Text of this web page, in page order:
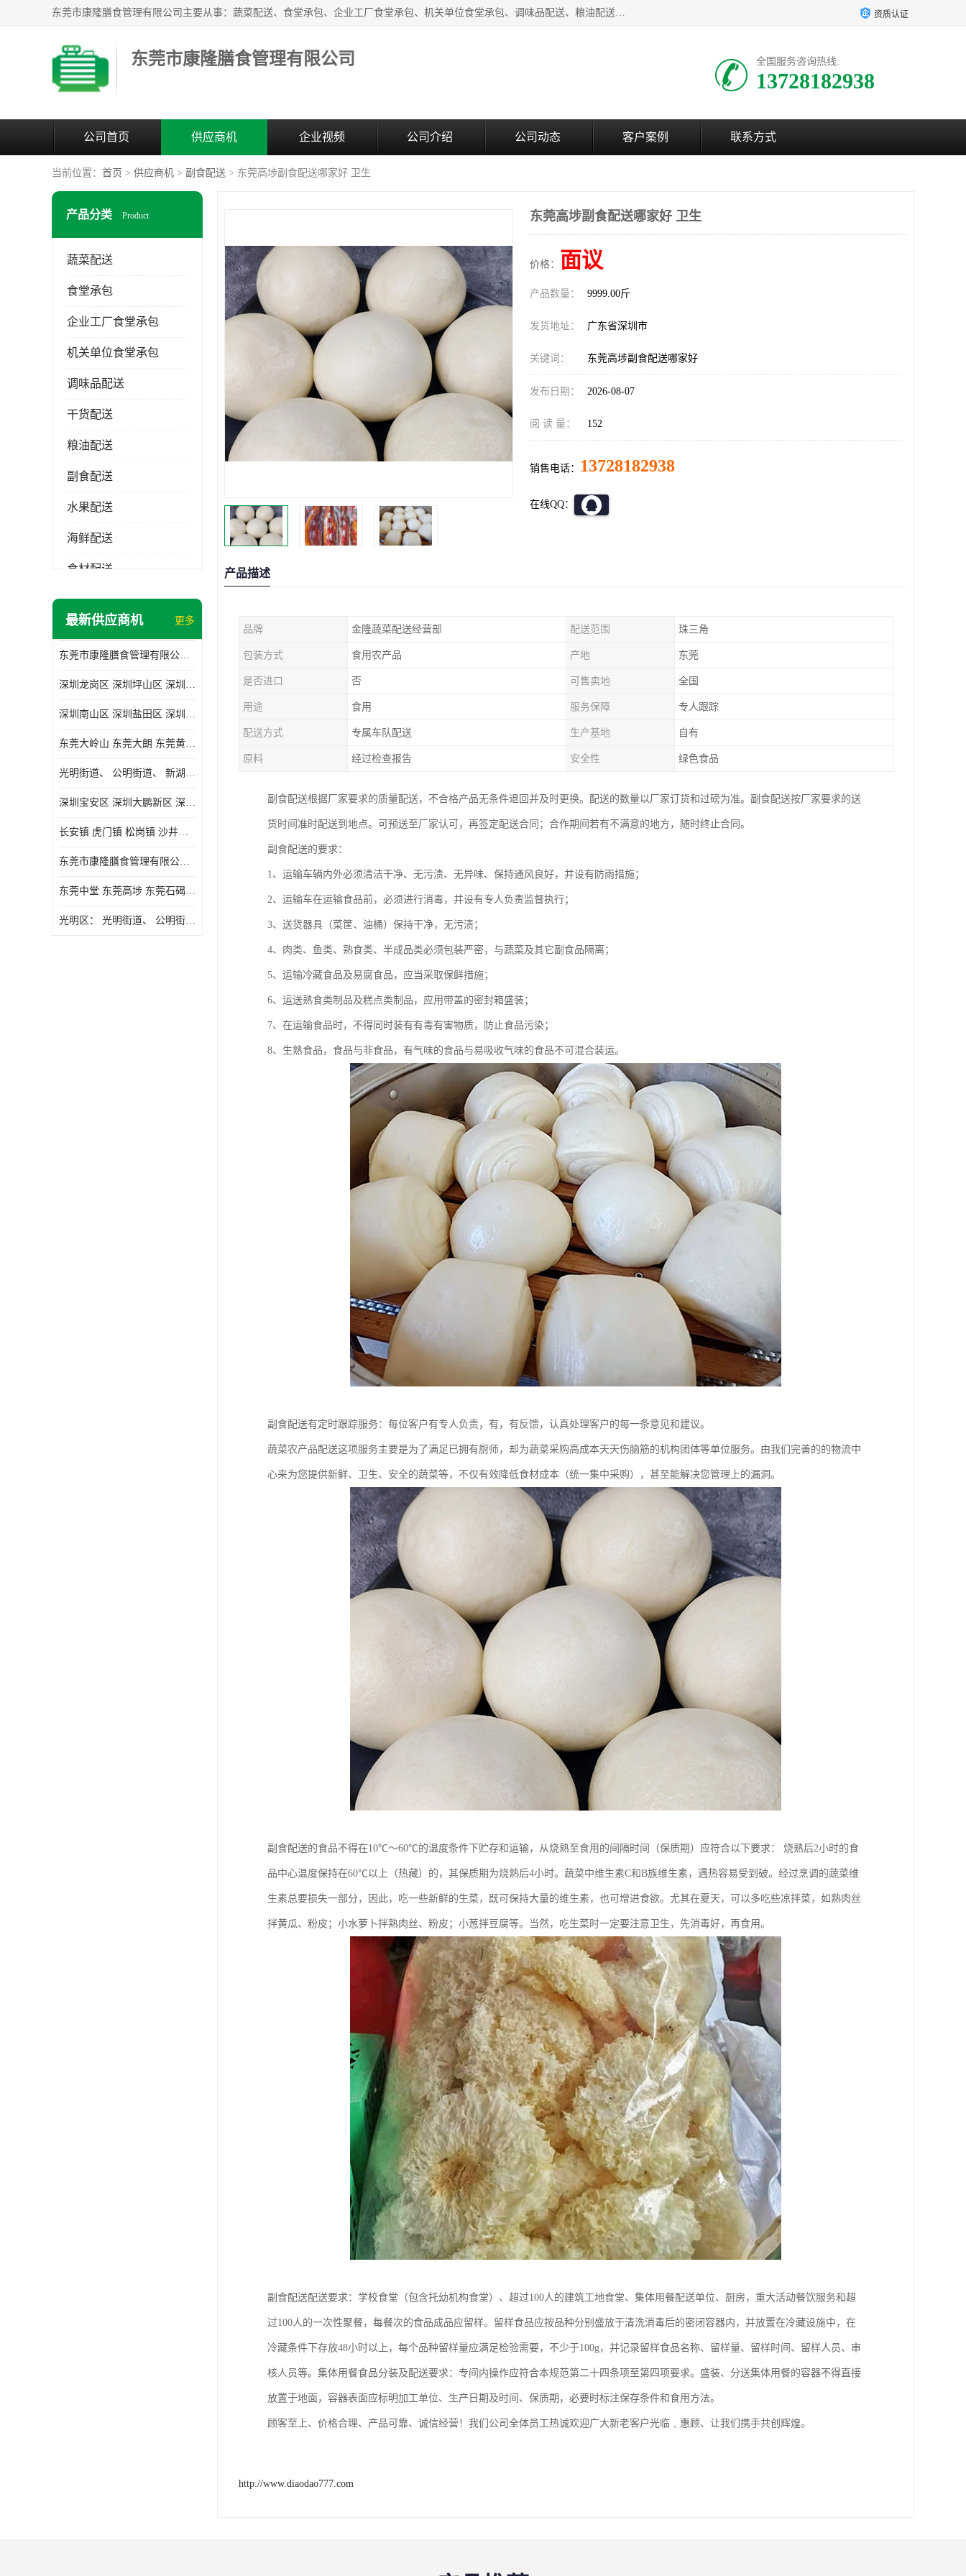
东莞市康隆膳食管理有限公司主要从事：蔬菜配送、食堂承包、企业工厂食堂承包、机关单位食堂承包、调味品配送、粮油配送、干货配送、副食配送、水果配送、海鲜配送等业务，东莞蔬菜配送电话，咨询在线客服。 资质认证
东莞市康隆膳食管理有限公司 全国服务咨询热线:
13728182938
公司首页 供应商机 企业视频 公司介绍 公司动态 客户案例 联系方式
当前位置： 首页 > 供应商机 > 副食配送 > 东莞高埗副食配送哪家好 卫生
产品分类 Product
蔬菜配送
食堂承包
企业工厂食堂承包
机关单位食堂承包
调味品配送
干货配送
粮油配送
副食配送
水果配送
海鲜配送
食材配送
最新供应商机 更多
东莞市康隆膳食管理有限公司主要经营蔬菜配送 东莞食堂承包 光明蔬菜配送 深圳市食堂承包 深圳市蔬菜配送等业务 欢迎咨询了解
深圳龙岗区 深圳坪山区 深圳光明区 深圳龙华区
深圳南山区 深圳盐田区 深圳福田区 深圳罗湖区 深圳龙岗区
东莞大岭山 东莞大朗 东莞黄江 东莞樟木头 蔬菜配送
光明街道、 公明街道、 新湖街道、
深圳宝安区 深圳大鹏新区 深圳特别合作区
长安镇 虎门镇 松岗镇 沙井镇 公明镇 莞城街道 南城街道 东城街道 万江街道 石碣镇 石龙镇 茶山镇 石排镇 企石镇 横沥镇
东莞市康隆膳食管理有限公司 长安蔬菜配送 虎门蔬菜配送 大岭山蔬菜配送
东莞中堂 东莞高埗 东莞石碣 东莞望牛墩 东莞洪梅 东莞道滘 东莞石龙镇 东莞石排镇
光明区： 光明街道、 公明街道、 新湖街道、 凤凰街道、 玉塘街道、 马田街道
东莞高埗副食配送哪家好 卫生
价格： 面议
产品数量： 9999.00斤
发货地址： 广东省深圳市
关键词： 东莞高埗副食配送哪家好
发布日期： 2026-08-07
阅 读 量： 152
销售电话： 13728182938
在线QQ：
产品描述
品牌 金隆蔬菜配送经营部 配送范围 珠三角
包装方式 食用农产品 产地 东莞
是否进口 否 可售卖地 全国
用途 食用 服务保障 专人跟踪
配送方式 专属车队配送 生产基地 自有
原料 经过检查报告 安全性 绿色食品
副食配送根据厂家要求的质量配送，不合格产品无条件退回并及时更换。配送的数量以厂家订货和过磅为准。副食配送按厂家要求的送
货时间准时配送到地点。可预送至厂家认可，再签定配送合同；合作期间若有不满意的地方，随时终止合同。
副食配送的要求：
1、运输车辆内外必须清洁干净、无污渍、无异味、保持通风良好，并设有防雨措施；
2、运输车在运输食品前，必须进行消毒，并设有专人负责监督执行；
3、送货器具（菜筐、油桶）保持干净，无污渍；
4、肉类、鱼类、熟食类、半成品类必须包装严密，与蔬菜及其它副食品隔离；
5、运输冷藏食品及易腐食品，应当采取保鲜措施；
6、运送熟食类制品及糕点类制品，应用带盖的密封箱盛装；
7、在运输食品时，不得同时装有有毒有害物质，防止食品污染；
8、生熟食品，食品与非食品，有气味的食品与易吸收气味的食品不可混合装运。
副食配送有定时跟踪服务：每位客户有专人负责，有，有反馈，认真处理客户的每一条意见和建议。
蔬菜农产品配送这项服务主要是为了满足已拥有厨师，却为蔬菜采购高成本天天伤脑筋的机构团体等单位服务。由我们完善的的物流中
心来为您提供新鲜、卫生、安全的蔬菜等，不仅有效降低食材成本（统一集中采购），甚至能解决您管理上的漏洞。
副食配送的食品不得在10℃～60℃的温度条件下贮存和运输，从烧熟至食用的间隔时间（保质期）应符合以下要求： 烧熟后2小时的食
品中心温度保持在60℃以上（热藏）的，其保质期为烧熟后4小时。蔬菜中维生素C和B族维生素，遇热容易受到破。经过烹调的蔬菜维
生素总要损失一部分，因此，吃一些新鲜的生菜，既可保持大量的维生素，也可增进食欲。尤其在夏天，可以多吃些凉拌菜，如熟肉丝
拌黄瓜、粉皮；小水萝卜拌熟肉丝、粉皮；小葱拌豆腐等。当然，吃生菜时一定要注意卫生，先消毒好，再食用。
副食配送配送要求：学校食堂（包含托幼机构食堂）、超过100人的建筑工地食堂、集体用餐配送单位、厨房，重大活动餐饮服务和超
过100人的一次性聚餐，每餐次的食品成品应留样。留样食品应按品种分别盛放于清洗消毒后的密闭容器内，并放置在冷藏设施中，在
冷藏条件下存放48小时以上，每个品种留样量应满足检验需要，不少于100g，并记录留样食品名称、留样量、留样时间、留样人员、审
核人员等。集体用餐食品分装及配送要求：专间内操作应符合本规范第二十四条项至第四项要求。盛装、分送集体用餐的容器不得直接
放置于地面，容器表面应标明加工单位、生产日期及时间、保质期，必要时标注保存条件和食用方法。
顾客至上、价格合理、产品可靠、诚信经营！我们公司全体员工热诚欢迎广大新老客户光临﹑惠顾、让我们携手共创辉煌。
http://www.diaodao777.com